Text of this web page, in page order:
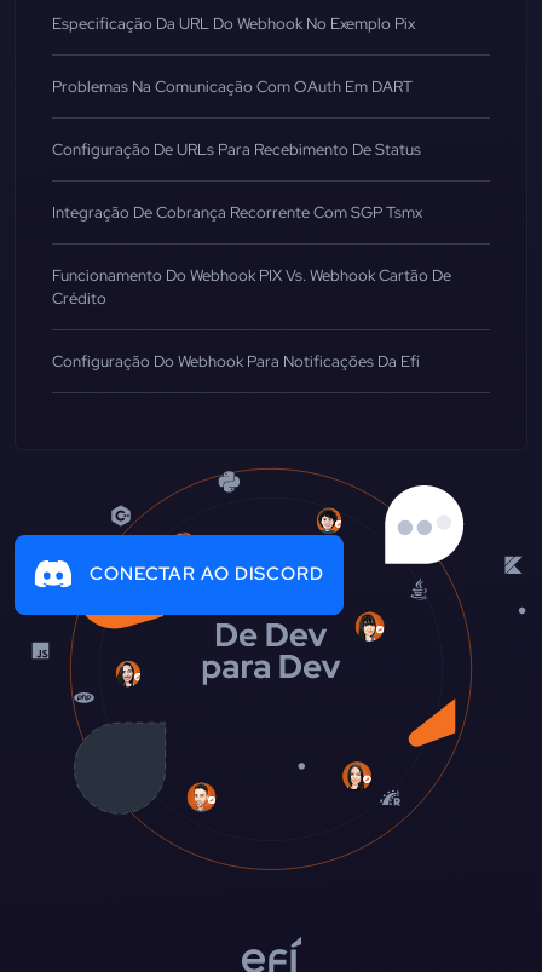
Especificação Da URL Do Webhook No Exemplo Pix
Problemas Na Comunicação Com OAuth Em DART
Configuração De URLs Para Recebimento De Status
Integração De Cobrança Recorrente Com SGP Tsmx
Funcionamento Do Webhook PIX Vs. Webhook Cartão De
Crédito
Configuração Do Webhook Para Notificações Da Efí
CONECTAR AO DISCORD